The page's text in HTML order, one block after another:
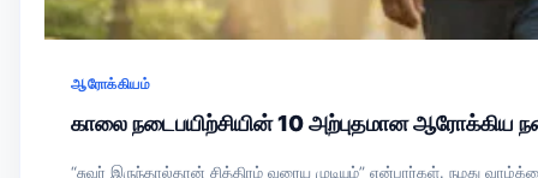
ஆரோக்கியம்
காலை நடைபயிற்சியின் 10 அற்புதமான ஆரோக்கிய
“சுவர் இருந்தால்தான் சித்திரம் வரைய முடியும்” என்பார்கள்.